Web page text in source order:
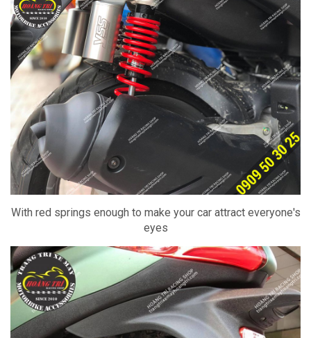
With red springs enough to make your car attract everyone's
eyes